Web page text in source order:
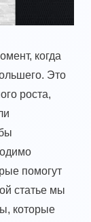
когда
Это
роста,
помогут
статье мы
которые